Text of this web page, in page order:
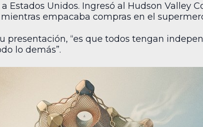
Estados Unidos. Ingresó al Hudson Valley
empacaba compras en el
presentación, “es que todos tengan
lo demás”.